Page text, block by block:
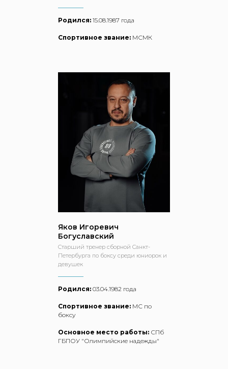
Родился: 15.08.1987 года
Спортивное звание: МСМК
Яков Игоревич
Богуславский
Старший тренер сборной Санкт-
Петербурга по боксу среди юниорок и
девушек
Родился: 03.04.1982 года
Спортивное звание: МС по
боксу
Основное место работы: СПб
ГБПОУ "Олимпийские надежды"